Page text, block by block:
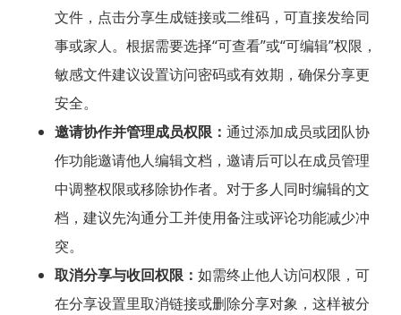
文件，点击分享生成链接或二维码，可直接发给同
事或家人。根据需要选择“可查看”或“可编辑”权限，
敏感文件建议设置访问密码或有效期，确保分享更
安全。
邀请协作并管理成员权限： 通过添加成员或团队协
作功能邀请他人编辑文档，邀请后可以在成员管理
中调整权限或移除协作者。对于多人同时编辑的文
档，建议先沟通分工并使用备注或评论功能减少冲
突。
取消分享与收回权限： 如需终止他人访问权限，可
在分享设置里取消链接或删除分享对象，这样被分